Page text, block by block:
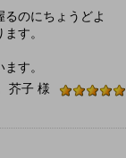
のにちょうどよ
す。
す。
芥子 様